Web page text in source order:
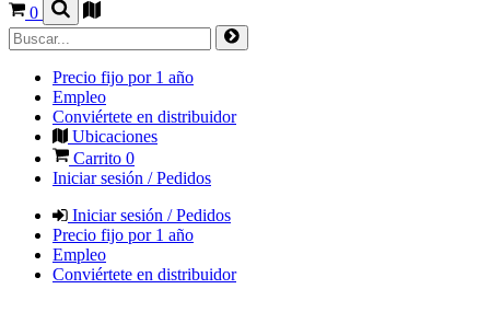
0
Precio fijo por 1 año
Empleo
Conviértete en distribuidor
Ubicaciones
Carrito 0
Iniciar sesión / Pedidos
Iniciar sesión / Pedidos
Precio fijo por 1 año
Empleo
Conviértete en distribuidor